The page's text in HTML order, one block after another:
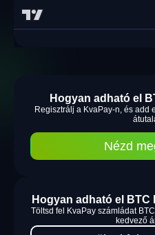
Hogyan adható el
Regisztrálj a KvaPay-n, és add
Nézd
Hogyan adható el
Töltsd fel KvaPay számládat
kedvező